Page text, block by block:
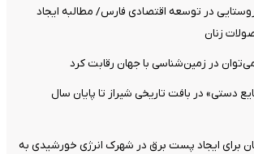
در توسعه اقتصادی فارس/ مطالبه ایجاد
زنان
در زمین‌شناسی با جهان رقابت کرد
دستی» در بافت تاریخی شیراز تا پایان سال
برای ایجاد پست برق در شهرک انرژی خورشیدی به